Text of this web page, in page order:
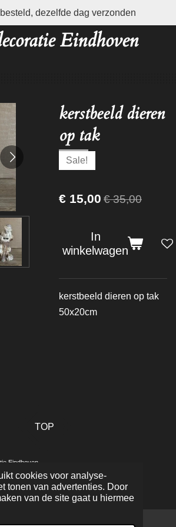
cookies voor analyse-
tonen van advertenties. Door
van de site gaat u hiermee
Eindhoven
dezelfde dag verzonden
kerstbeeld dieren
op tak
Sale!
€ 15,00 € 35,00
In
winkelwagen
kerstbeeld dieren op tak
50x20cm
TOP
Eindhoven